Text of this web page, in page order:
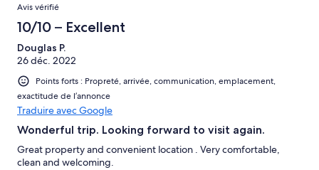
Avis vérifié
10/10 – Excellent
Douglas P.
26 déc. 2022
Points forts : Propreté, arrivée, communication, emplacement,
exactitude de l’annonce
Traduire avec Google
Wonderful trip. Looking forward to visit again.
Great property and convenient location . Very comfortable,
clean and welcoming.